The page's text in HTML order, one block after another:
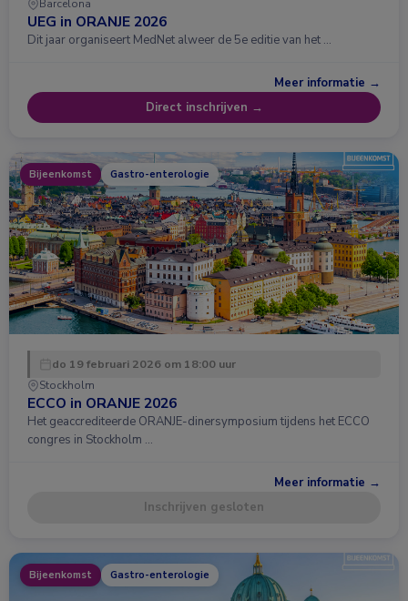
Barcelona
UEG in ORANJE 2026
Dit jaar organiseert MedNet alweer de 5e editie van het …
Meer informatie →
Direct inschrijven →
Bijeenkomst Gastro-enterologie
do 19 februari 2026 om 18:00 uur
Stockholm
ECCO in ORANJE 2026
Het geaccrediteerde ORANJE-dinersymposium tijdens het ECCO
congres in Stockholm …
Meer informatie →
Inschrijven gesloten
Bijeenkomst Gastro-enterologie